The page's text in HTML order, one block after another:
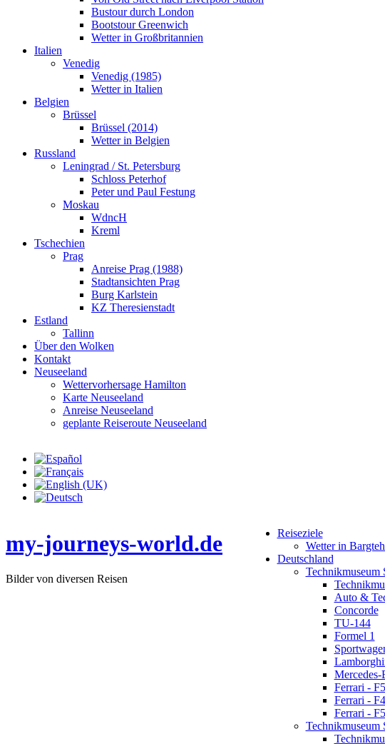
Bustour durch London
Bootstour Greenwich
Wetter in Großbritannien
Italien
Venedig
Venedig (1985)
Wetter in Italien
Belgien
Brüssel
Brüssel (2014)
Wetter in Belgien
Russland
Leningrad / St. Petersburg
Schloss Peterhof
Peter und Paul Festung
Moskau
WdncH
Kreml
Tschechien
Prag
Anreise Prag (1988)
Stadtansichten Prag
Burg Karlstein
KZ Theresienstadt
Estland
Tallinn
Über den Wolken
Kontakt
Neuseeland
Wettervorhersage Hamilton
Karte Neuseeland
Anreise Neuseeland
geplante Reiseroute Neuseeland
my-journeys-world.de
Bilder von diversen Reisen
Reiseziele
Wetter in
Deutschland
Technikmuseum
Auto &
Concorde
TU-144
Formel 1
Ferrari -
Ferrari -
Ferrari -
Technikmuseum